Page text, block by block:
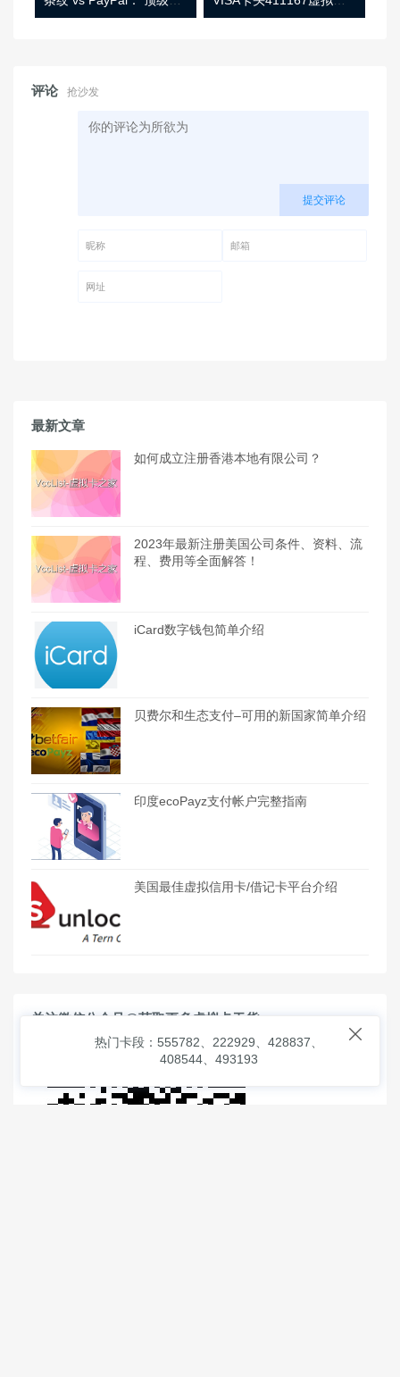
评论 抢沙发
提交评论
最新文章
如何成立注册香港本地有限公司？
2023年最新注册美国公司条件、资料、流
程、费用等全面解答！
iCard数字钱包简单介绍
贝费尔和生态支付–可用的新国家简单介绍
印度ecoPayz支付帐户完整指南
美国最佳虚拟信用卡/借记卡平台介绍
关注微信公众号@获取更多虚拟卡干货

热门卡段：555782、222929、428837、
408544、493193